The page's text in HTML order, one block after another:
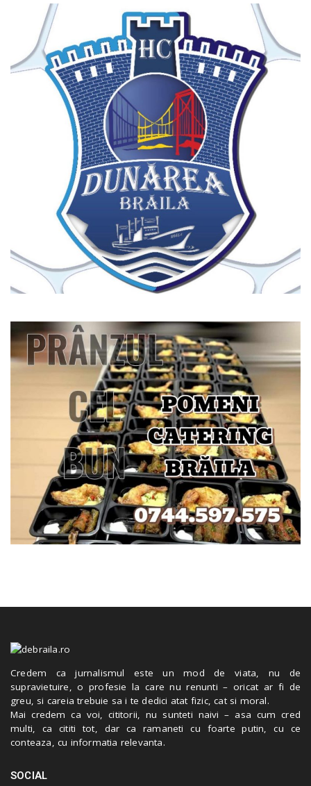
Credem ca jurnalismul este un mod de viata, nu de
supravietuire, o profesie la care nu renunti – oricat ar fi de
greu, si careia trebuie sa i te dedici atat fizic, cat si moral.
Mai credem ca voi, cititorii, nu sunteti naivi – asa cum cred
multi, ca cititi tot, dar ca ramaneti cu foarte putin, cu ce
conteaza, cu informatia relevanta.
SOCIAL